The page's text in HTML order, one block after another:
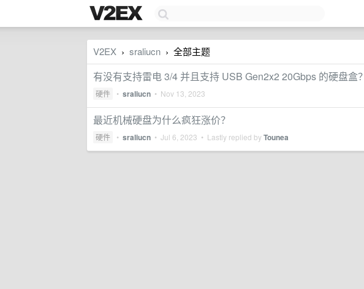
V2EX › sraliucn › 全部主题
有没有支持雷电 3/4 并且支持 USB Gen2x2 20Gbps 的硬盘盒？
硬件 • sraliucn • Nov 13, 2023
最近机械硬盘为什么疯狂涨价？
硬件 • sraliucn • Jul 6, 2023 • Lastly replied byTounea